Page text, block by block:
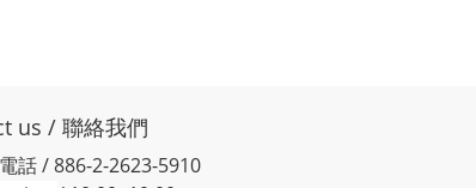
us / 聯絡我們
電話 / 886-2-2623-5910